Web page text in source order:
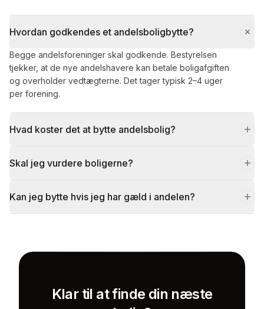
Hvordan godkendes et andelsboligbytte?
Begge andelsforeninger skal godkende. Bestyrelsen
tjekker, at de nye andelshavere kan betale boligafgiften
og overholder vedtægterne. Det tager typisk 2–4 uger
per forening.
Hvad koster det at bytte andelsbolig?
Skal jeg vurdere boligerne?
Kan jeg bytte hvis jeg har gæld i andelen?
Klar til at finde din næste